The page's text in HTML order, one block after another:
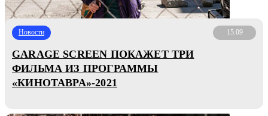
Новости 15.09
GARAGE SCREEN ПОКАЖЕТ ТРИ
ФИЛЬМА ИЗ ПРОГРАММЫ
«КИНОТАВРА»-2021